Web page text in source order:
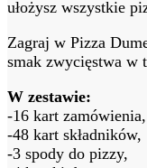
ułożysz wszystkie
Zagraj w Pizza
smak zwycięstwa w
W zestawie:
-16 kart zamówienia,
-48 kart składników,
-3 spody do pizzy,